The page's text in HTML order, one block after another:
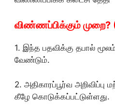
விண்ணப்பிக்கும்
1. இந்த பதவிக்கு தபால்
வேண்டும்.
2. அதிகாரப்பூர்வ
கீழே கொடுக்கப்பட்டுள்ளது.